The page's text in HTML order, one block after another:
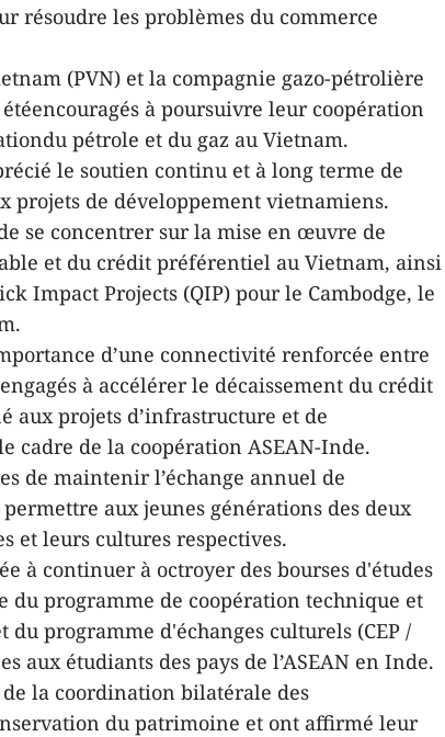
résoudre les problèmes du commerce
(PVN) et la compagnie gazo-pétrolière
à poursuivre leur coopération
pétrole et du gaz au Vietnam.
le soutien continu et à long terme de
projets de développement vietnamiens.
se concentrer sur la mise en œuvre de
et du crédit préférentiel au Vietnam, ainsi
Impact Projects (QIP) pour le Cambodge, le
d’une connectivité renforcée entre
à accélérer le décaissement du crédit
aux projets d’infrastructure et de
cadre de la coopération ASEAN-Inde.
de maintenir l’échange annuel de
aux jeunes générations des deux
et leurs cultures respectives.
à continuer à octroyer des bourses d'études
programme de coopération technique et
programme d'échanges culturels (CEP /
aux étudiants des pays de l’ASEAN en Inde.
la coordination bilatérale des
du patrimoine et ont affirmé leur